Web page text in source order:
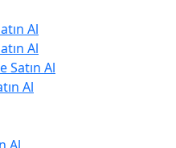
Al
Al
Satın Al
Al